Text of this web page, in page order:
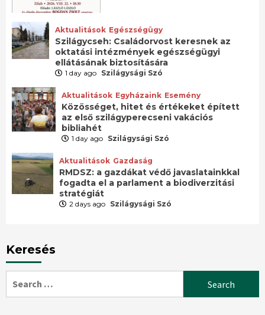
Aktualitások Egészségügy
Szilágycseh: Családorvost keresnek az
oktatási intézmények egészségügyi
ellátásának biztosítására
1 day ago Szilágysági Szó
Aktualitások Egyházaink Esemény
Közösséget, hitet és értékeket épített
az első szilágyperecseni vakációs
bibliahét
1 day ago Szilágysági Szó
Aktualitások Gazdaság
RMDSZ: a gazdákat védő javaslatainkkal
fogadta el a parlament a biodiverzitási
stratégiát
2 days ago Szilágysági Szó
Keresés